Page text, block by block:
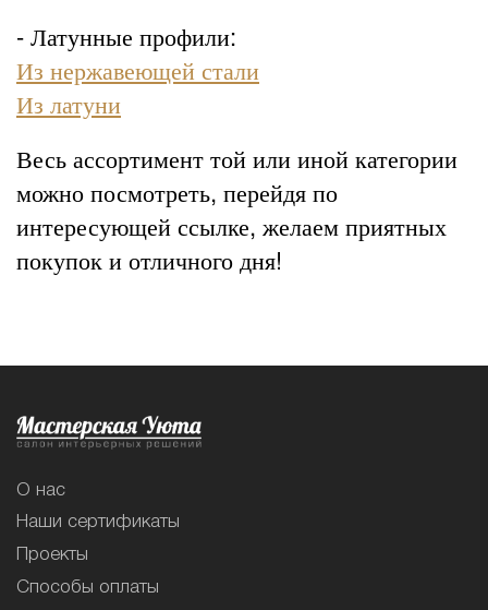
- Латунные профили:
Из нержавеющей стали
Из латуни
Весь ассортимент той или иной категории
можно посмотреть, перейдя по
интересующей ссылке, желаем приятных
покупок и отличного дня!
О нас
Наши сертификаты
Проекты
Способы оплаты